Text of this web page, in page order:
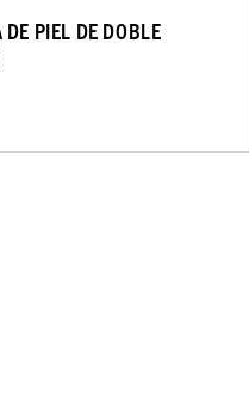
DE PIEL DE DOBLE